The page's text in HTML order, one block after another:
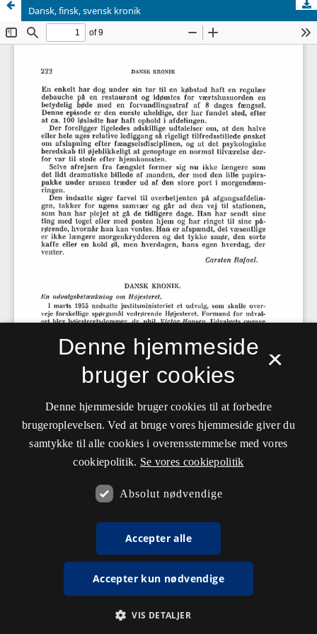
Dansk, finsk, svensk kronik
×
Denne hjemmeside
bruger cookies
Denne hjemmeside bruger cookies til at forbedre
brugeroplevelsen. Ved at bruge vores hjemmeside giver du
samtykke til alle cookies i overensstemmelse med vores
cookiepolitik. Se vores cookiepolitik
Absolut nødvendige
Accepter alle
Accepter kun nødvendige
VIS DETALJER